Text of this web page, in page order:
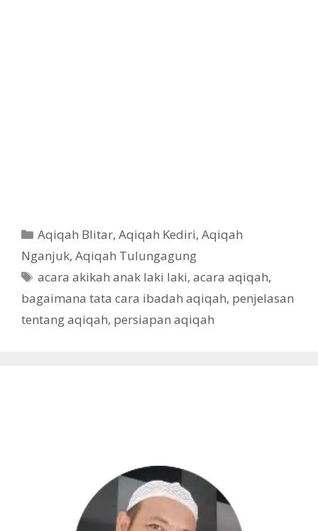
Aqiqah Blitar,Aqiqah Kediri,Aqiqah
Nganjuk, Aqiqah Tulungagung
acara akikah anak laki laki,acara aqiqah,
bagaimana tata cara ibadah aqiqah, penjelasan
tentang aqiqah, persiapan aqiqah